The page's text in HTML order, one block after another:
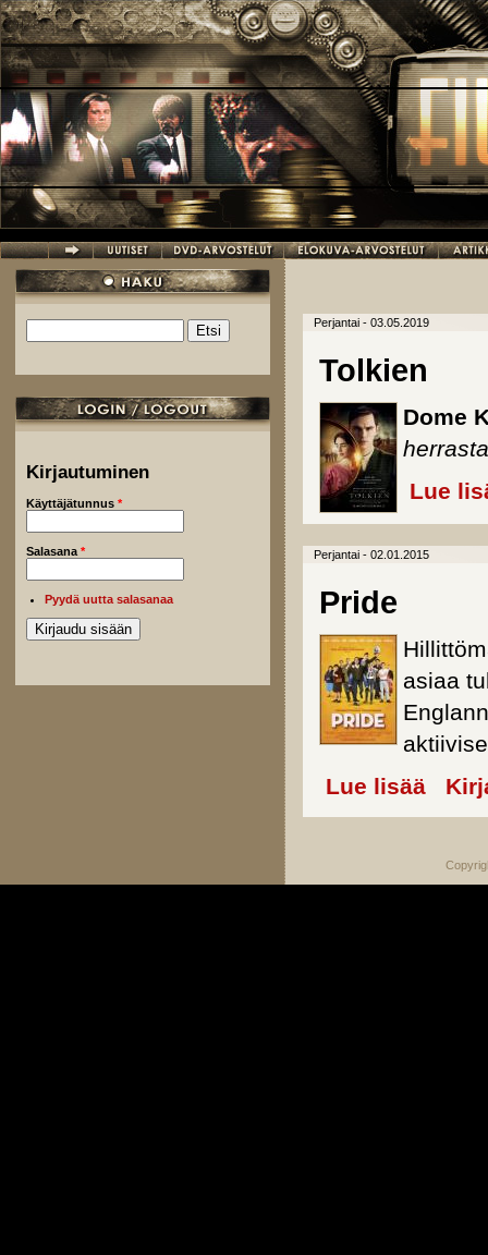
Hyppää pääsisältöön
Hakulomake
Kirjautuminen
Käyttäjätunnus *
Salasana *
Pyydä uutta salasanaa
Perjantai - 03.05.2019
Tolkien
Dome
herrasta
Lue
Perjantai - 02.01.2015
Pride
asiaa
Lue lisää about